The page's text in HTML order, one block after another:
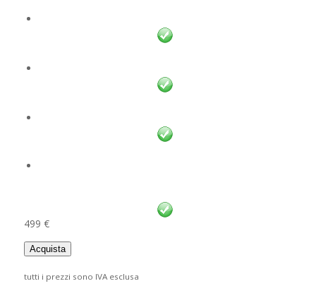
499 €
Acquista
tutti i prezzi sono IVA esclusa